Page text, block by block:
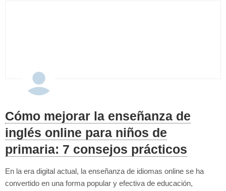
Cómo mejorar la enseñanza de
inglés online para niños de
primaria: 7 consejos prácticos
En la era digital actual, la enseñanza de idiomas online se ha
convertido en una forma popular y efectiva de educación,